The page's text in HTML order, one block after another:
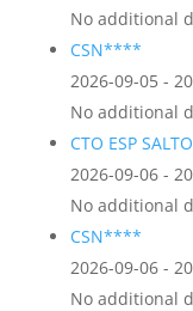
No additional
CSN****
2026-09-05 -
No additional
CTO ESP
2026-09-06 -
No additional
CSN****
2026-09-06 -
No additional